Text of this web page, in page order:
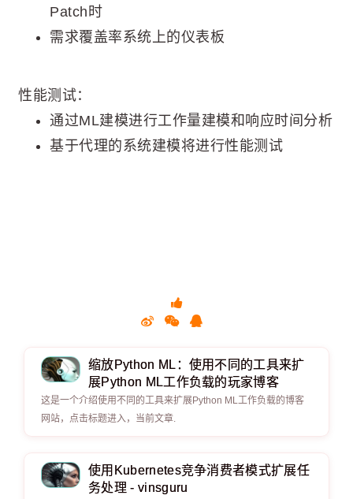
Patch时
需求覆盖率系统上的仪表板
性能测试：
通过ML建模进行工作量建模和响应时间分析
基于代理的系统建模将进行性能测试
缩放Python ML：使用不同的工具来扩
展Python ML工作负载的玩家博客
这是一个介绍使用不同的工具来扩展Python ML工作负载的博客
网站，点击标题进入，当前文章.
使用Kubernetes竞争消费者模式扩展任
务处理 - vinsguru